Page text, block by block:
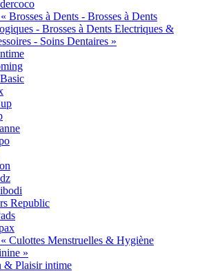
Brosses à Dents - Brosses à Dents
- Brosses à Dents Electriques &
- Soins Dentaires »
Republic
Culottes Menstruelles & Hygiène
»
& Plaisir intime